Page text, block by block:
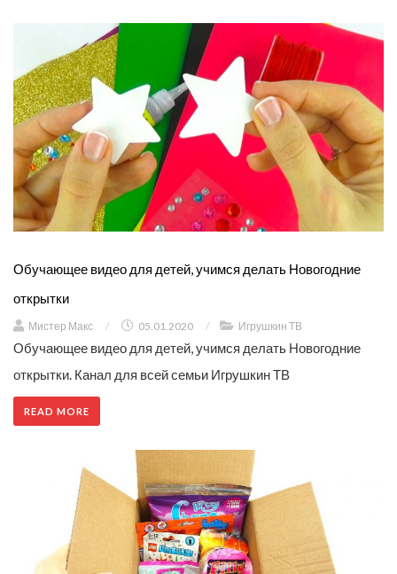
Обучающее видео для детей, учимся делать Новогодние
открытки
Мистер Макс / 05.01.2020 / Игрушкин ТВ
Обучающее видео для детей, учимся делать Новогодние
открытки. Канал для всей семьи Игрушкин ТВ
READ MORE